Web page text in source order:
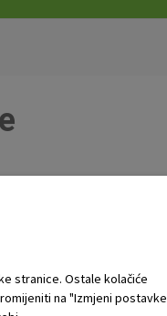
stranice. Ostale kolačiće
na "Izmjeni postavke